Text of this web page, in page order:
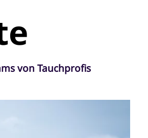
von Tauchprofis